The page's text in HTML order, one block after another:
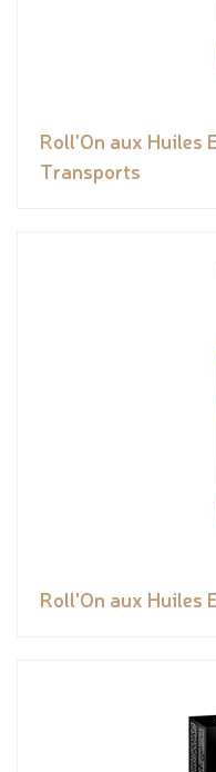
Roll'On aux Huiles
Transports
Roll'On aux Huiles